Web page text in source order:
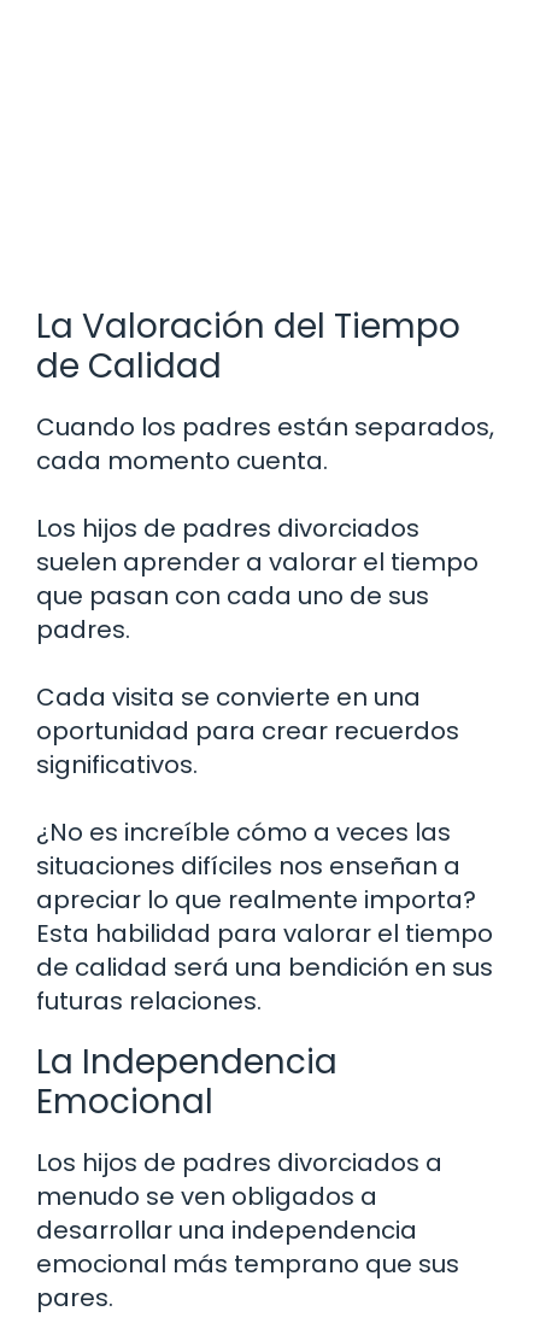
La Valoración del Tiempo
de Calidad
Cuando los padres están separados,
cada momento cuenta.
Los hijos de padres divorciados
suelen aprender a valorar el tiempo
que pasan con cada uno de sus
padres.
Cada visita se convierte en una
oportunidad para crear recuerdos
significativos.
¿No es increíble cómo a veces las
situaciones difíciles nos enseñan a
apreciar lo que realmente importa?
Esta habilidad para valorar el tiempo
de calidad será una bendición en sus
futuras relaciones.
La Independencia
Emocional
Los hijos de padres divorciados a
menudo se ven obligados a
desarrollar una independencia
emocional más temprano que sus
pares.